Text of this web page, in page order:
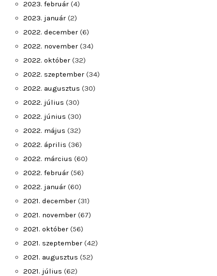
2023. február (4)
2023. január (2)
2022. december (6)
2022. november (34)
2022. október (32)
2022. szeptember (34)
2022. augusztus (30)
2022. július (30)
2022. június (30)
2022. május (32)
2022. április (36)
2022. március (60)
2022. február (56)
2022. január (60)
2021. december (31)
2021. november (67)
2021. október (56)
2021. szeptember (42)
2021. augusztus (52)
2021. július (62)